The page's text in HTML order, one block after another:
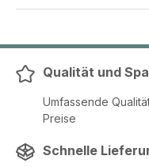
Qualität und
Umfassende
Preise
Schnelle